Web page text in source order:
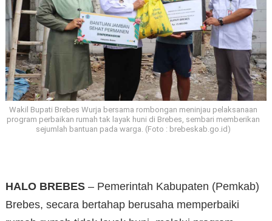
Wakil Bupati Brebes Wurja bersama rombongan meninjau pelaksanaan
program perbaikan rumah tak layak huni di Brebes, sembari memberikan
sejumlah bantuan pada warga. (Foto : brebeskab.go.id)
HALO BREBES – Pemerintah Kabupaten (Pemkab)
Brebes, secara bertahap berusaha memperbaiki